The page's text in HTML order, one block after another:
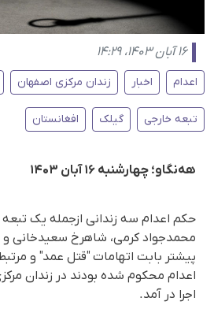
۱۶ آبان ۱۴۰۳، ۱۴:۲۹
اعدام اخبار زندان مرکزی اصفهان
تبعه خارجی گیلک افغانستان
هه‌نگاو؛ چهارشنبه ۱۶ آبان ۱۴۰۳
حکم اعدام سه زندانی ازجمله یک تبعه
محمدجواد کرمی، شاهرخ سعیدخانی و
پیشتر بابت اتهامات "قتل عمد" و
اعدام محکوم شده بودند در زندان
اجرا در آمد.